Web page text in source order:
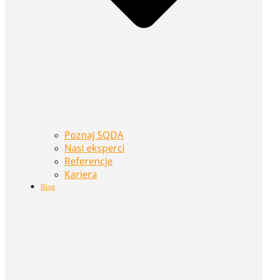
Poznaj SQDA
Nasi eksperci
Referencje
Kariera
Blog